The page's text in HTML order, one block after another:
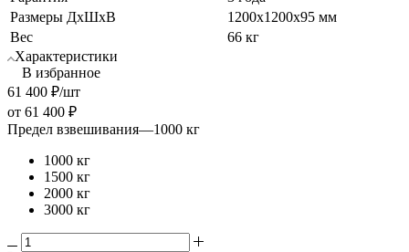
Размеры ДхШхВ
1200х1200x95 мм
Вес
66 кг
Характеристики
В избранное
61 400 ₽/шт
от 61 400 ₽
Предел взвешивания—1000 кг
1000 кг
1500 кг
2000 кг
3000 кг